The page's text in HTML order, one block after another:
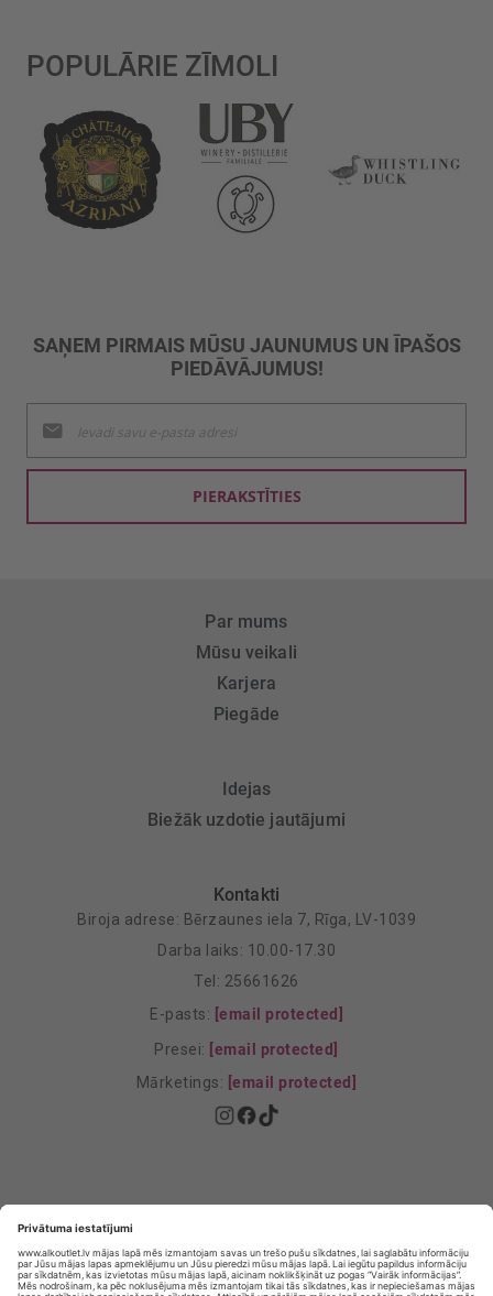
POPULĀRIE ZĪMOLI
SAŅEM PIRMAIS MŪSU JAUNUMUS UN ĪPAŠOS
PIEDĀVĀJUMUS!
jaunumu
saņemšanai:
PIERAKSTĪTIES
Par mums
Mūsu veikali
Karjera
Piegāde
Idejas
Biežāk uzdotie jautājumi
Kontakti
Biroja adrese: Bērzaunes iela 7, Rīga, LV-1039
Darba laiks: 10.00-17.30
Tel: 25661626
E-pasts: [email protected]
Presei: [email protected]
Mārketings: [email protected]
Privātuma Iestatījumi
E-veikala lietošanas noteikumi